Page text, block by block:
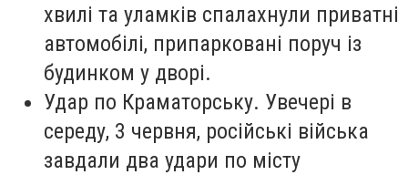
хвилі та уламків спалахнули приватні
автомобілі, припарковані поруч із
будинком у дворі.
Удар по Краматорську. Увечері в
середу, 3 червня, російські війська
завдали два удари по місту